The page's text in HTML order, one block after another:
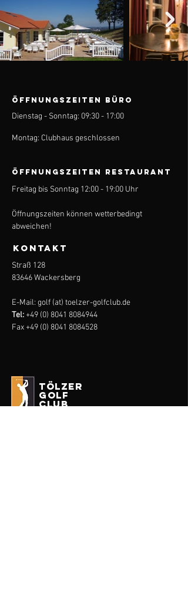
ÖFFNUNGSZEITEN BÜRO
Dienstag - Sonntag: 09:30 - 17:00
Montag: Clubhaus geschlossen
ÖFFNUNGSZEITEN Restaurant
Freitag bis Sonntag 12:00 - 19:00 Uhr
Öffnungszeiten können wetterbedingt
abweichen!
KONTAKT
Straß 128
83646 Wackersberg
E-Mail: golf (at) toelzer-golfclub.de
Tel: +49 (0) 8041 8084944
Fax +49 (0) 8041 8084528
tölzer
golf
club